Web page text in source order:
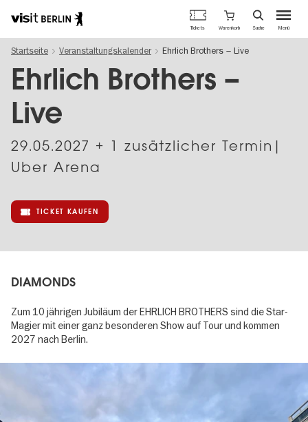
zum
Inhalt
Berlins
offizielles
Tourismusportal
Menü
Tickets Warenkorb Suche
Startseite Veranstaltungskalender Ehrlich Brothers – Live
Ehrlich Brothers –
Live
29.05.2027 + 1 zusätzlicher Termin|
Uber Arena
TICKET KAUFEN
DIAMONDS
Zum 10 jährigen Jubiläum der EHRLICH BROTHERS sind die Star-
Magier mit einer ganz besonderen Show auf Tour und kommen
2027 nach Berlin.